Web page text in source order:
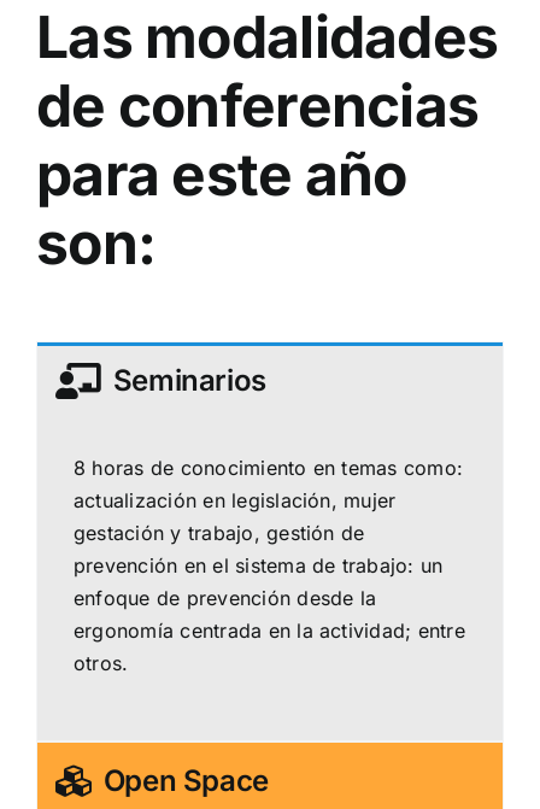
Las modalidades
de conferencias
para este año
son:
Seminarios
8 horas de conocimiento en temas como:
actualización en legislación, mujer
gestación y trabajo, gestión de
prevención en el sistema de trabajo: un
enfoque de prevención desde la
ergonomía centrada en la actividad; entre
otros.
Open Space